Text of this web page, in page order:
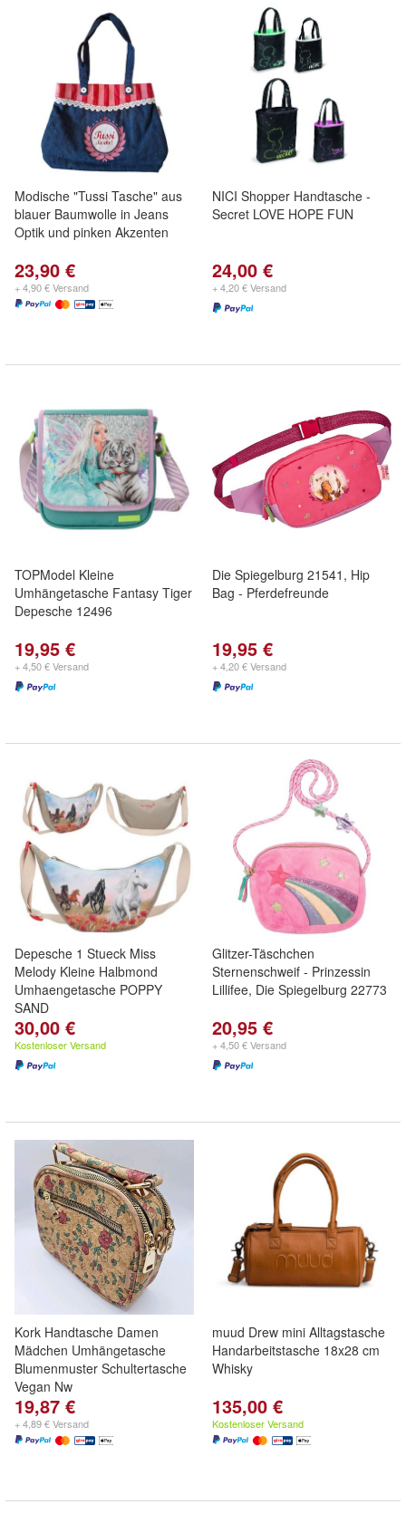
Modische "Tussi Tasche" aus
blauer Baumwolle in Jeans
Optik und pinken Akzenten
23,90 €
+ 4,90 € Versand
NICI Shopper Handtasche -
Secret LOVE HOPE FUN
24,00 €
+ 4,20 € Versand
TOPModel Kleine
Umhängetasche Fantasy Tiger
Depesche 12496
19,95 €
+ 4,50 € Versand
Die Spiegelburg 21541, Hip
Bag - Pferdefreunde
19,95 €
+ 4,20 € Versand
Depesche 1 Stueck Miss
Melody Kleine Halbmond
Umhaengetasche POPPY
SAND
30,00 €
Kostenloser Versand
Glitzer-Täschchen
Sternenschweif - Prinzessin
Lillifee, Die Spiegelburg 22773
20,95 €
+ 4,50 € Versand
Kork Handtasche Damen
Mädchen Umhängetasche
Blumenmuster Schultertasche
Vegan Nw
19,87 €
+ 4,89 € Versand
muud Drew mini Alltagstasche
Handarbeitstasche 18x28 cm
Whisky
135,00 €
Kostenloser Versand